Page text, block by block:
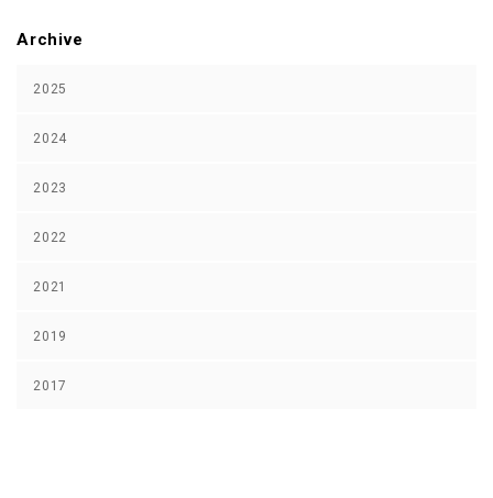
Archive
2025
2024
2023
2022
2021
2019
2017